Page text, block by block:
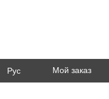
Рус Мой заказ